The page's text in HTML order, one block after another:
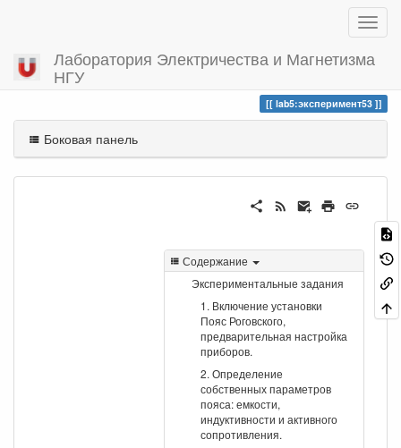
Лаборатория Электричества и Магнетизма
НГУ
Вы посетили
lab5:эксперимент53
Боковая панель
Содержание
Экспериментальные задания
1. Включение установки
Пояс Роговского,
предварительная настройка
приборов.
2. Определение
собственных параметров
пояса: емкости,
индуктивности и активного
сопротивления.